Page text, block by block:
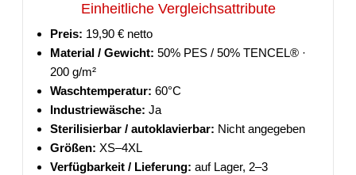
Einheitliche Vergleichsattribute
Preis: 19,90 € netto
Material / Gewicht: 50% PES / 50% TENCEL® ·
200 g/m²
Waschtemperatur: 60°C
Industriewäsche: Ja
Sterilisierbar / autoklavierbar: Nicht angegeben
Größen: XS–4XL
Verfügbarkeit / Lieferung: auf Lager, 2–3